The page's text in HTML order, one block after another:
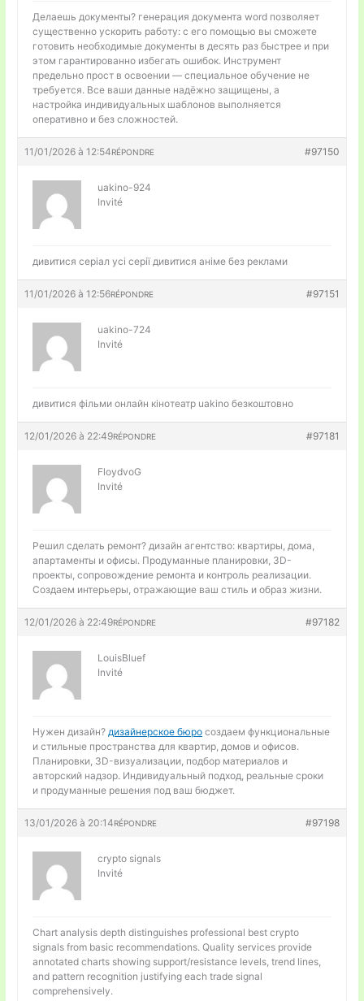
Делаешь документы? генерация документа word позволяет
существенно ускорить работу: с его помощью вы сможете
готовить необходимые документы в десять раз быстрее и при
этом гарантированно избегать ошибок. Инструмент
предельно прост в освоении — специальное обучение не
требуется. Все ваши данные надёжно защищены, а
настройка индивидуальных шаблонов выполняется
оперативно и без сложностей.
11/01/2026 à 12:54 #97150
RÉPONDRE
uakino-924
Invité
дивитися серіал усі серії дивитися аніме без реклами
11/01/2026 à 12:56 #97151
RÉPONDRE
uakino-724
Invité
дивитися фільмионлайн кінотеатр uakino безкоштовно
12/01/2026 à 22:49 #97181
RÉPONDRE
FloydvoG
Invité
Решил сделать ремонт? дизайн агентство: квартиры, дома,
апартаменты и офисы. Продуманные планировки, 3D-
проекты, сопровождение ремонта и контроль реализации.
Создаем интерьеры, отражающие ваш стиль и образ жизни.
12/01/2026 à 22:49 #97182
RÉPONDRE
LouisBluef
Invité
Нужен дизайн? дизайнерское бюро создаем функциональные
и стильные пространства для квартир, домов и офисов.
Планировки, 3D-визуализации, подбор материалов и
авторский надзор. Индивидуальный подход, реальные сроки
и продуманные решения под ваш бюджет.
13/01/2026 à 20:14 #97198
RÉPONDRE
crypto signals
Invité
Chart analysis depth distinguishes professional best crypto
signals from basic recommendations. Quality services provide
annotated charts showing support/resistance levels, trend lines,
and pattern recognition justifying each trade signal
comprehensively.